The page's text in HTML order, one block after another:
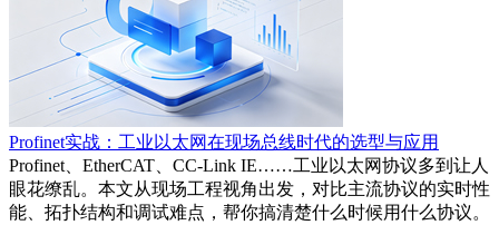
Profinet实战：工业以太网在现场总线时代的选型与应用
Profinet、EtherCAT、CC-Link IE……工业以太网协议多到让人
眼花缭乱。本文从现场工程视角出发，对比主流协议的实时性
能、拓扑结构和调试难点，帮你搞清楚什么时候用什么协议。